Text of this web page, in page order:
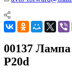
00137
P20d